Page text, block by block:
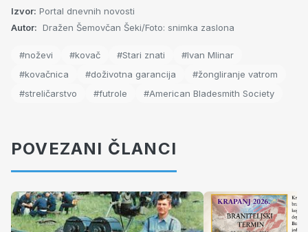
Izvor: Portal dnevnih novosti
Autor: Dražen Šemovčan Šeki/Foto: snimka zaslona
#noževi #kovač #Stari znati
#Ivan Mlinar
#kovačnica
#doživotna garancija
#žongliranje vatrom
#streličarstvo
#futrole #American Bladesmith Society
POVEZANI ČLANCI